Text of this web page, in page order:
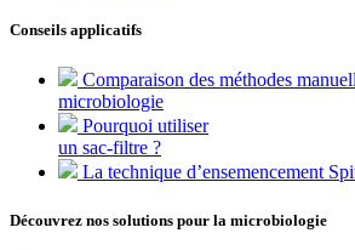
Conseils applicatifs
Comparaison des méthodes
microbiologie
Pourquoi utiliser
un sac-filtre ?
La technique d’ensemencement
Découvrez nos solutions pour la microbiologie